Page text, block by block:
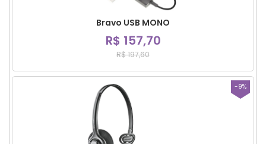
Bravo USB MONO
R$ 157,70
R$ 197,60
-9%